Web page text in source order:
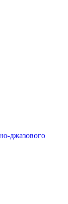
джазового